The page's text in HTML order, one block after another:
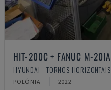
HIT-200C + FANUC M-20IA
HYUNDAI - TORNOS HORIZONTAIS
POLÓNIA 2022